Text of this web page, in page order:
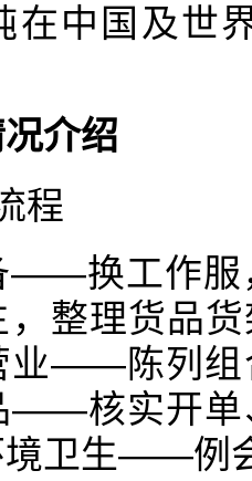
在中国及世
介绍
程
——换工作服
整理货品
——陈列
——核实开
卫生——例